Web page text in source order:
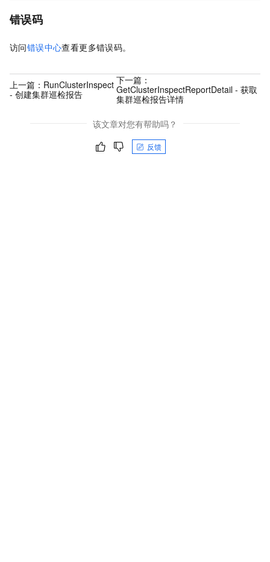
错误码
访问错误中心查看更多错误码。
上一篇： RunClusterInspect
- 创建集群巡检报告
下一篇：
GetClusterInspectReportDetail - 获取
集群巡检报告详情
该文章对您有帮助吗？
反馈